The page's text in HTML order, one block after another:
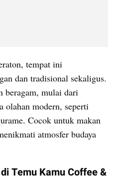
tempat ini
dan tradisional sekaligus.
beragam, mulai dari
olahan modern, seperti
Cocok untuk makan
atmosfer budaya
Temu Kamu Coffee &